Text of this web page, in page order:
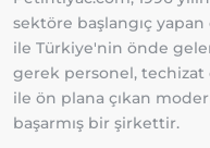
sektöre başlangıç
ile Türkiye'nin önde
gerek personel, techizat
ile ön plana çıkan
başarmış bir şirkettir.